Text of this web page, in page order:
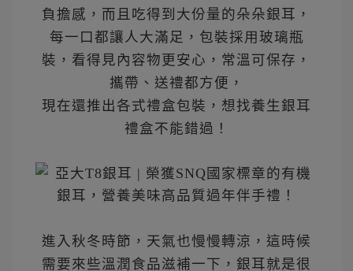
負擔感，而且吃得到大份量的朵朵銀耳，
每一口都讓人大滿足，包裝採用玻璃瓶
裝，看得見內容物更安心，常溫可保存，
攜帶、送禮都方便，
​現在還推出各式禮盒包裝，想找養生銀耳
禮盒不能錯過！
進入秋冬時節，天氣也慢慢轉涼，這時候
需要來些溫潤食品滋補一下，銀耳就是很